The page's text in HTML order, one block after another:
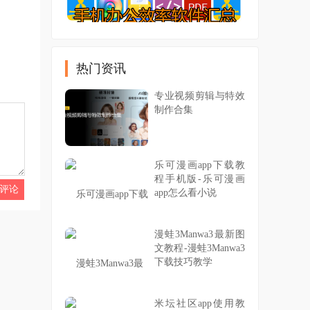
热门资讯
专业视频剪辑与特效
制作合集
乐可漫画app下载教
程手机版-乐可漫画
app怎么看小说
漫蛙3Manwa3最新图
文教程-漫蛙3Manwa3
下载技巧教学
米坛社区app使用教